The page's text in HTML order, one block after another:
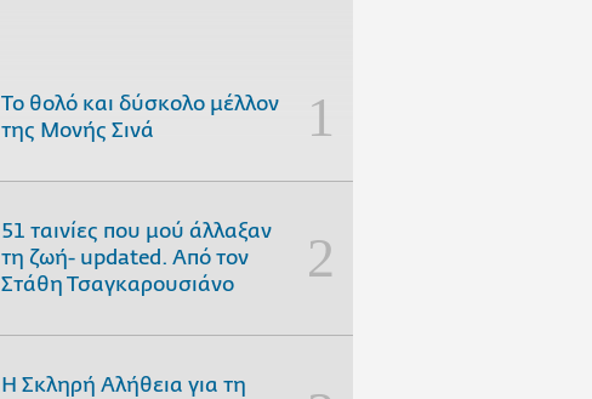
Το θολό και δύσκολο μέλλον
της Μονής Σινά
51 ταινίες που μού άλλαξαν
τη ζωή- updated. Aπό τον
Στάθη Τσαγκαρουσιάνο
Η Σκληρή Αλήθεια για τη